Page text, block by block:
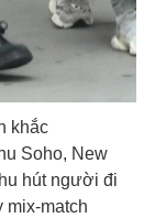
khắc
Soho, New
hút người đi
match